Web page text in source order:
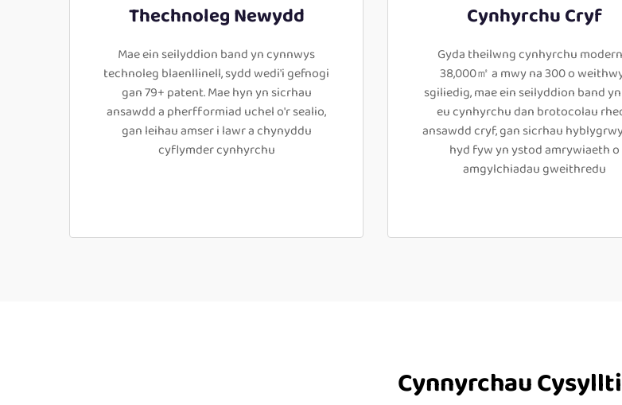
Thechnoleg Newydd
Mae ein seilyddion band yn cynnwys
technoleg blaenllinell, sydd wedi'i gefnogi
gan 79+ patent. Mae hyn yn sicrhau
ansawdd a pherfformiad uchel o'r sealio,
gan leihau amser i lawr a chynyddu
cyflymder cynhyrchu
Cynhyrchu Cryf
Gyda theilwng cynhyrchu
38,000㎡ a mwy na 300 o
sgiliedig, mae ein seilyddion band
eu cynhyrchu dan brotocolau
ansawdd cryf, gan sicrhau
hyd fyw yn ystod amrywiaeth o
amgylchiadau gweithredu
Cynnyrchau